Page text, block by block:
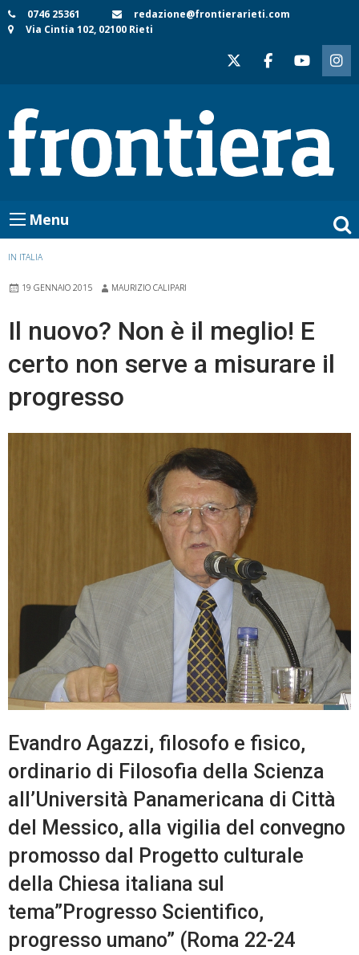
Skip
to
0746 25361
redazione@frontierarieti.com
Via Cintia 102, 02100 Rieti
Menu
IN ITALIA
19 GENNAIO 2015 MAURIZIO CALIPARI
Il nuovo? Non è il meglio! E
certo non serve a misurare il
progresso
Evandro Agazzi, filosofo e fisico,
ordinario di Filosofia della Scienza
all’Università Panamericana di Città
del Messico, alla vigilia del convegno
promosso dal Progetto culturale
della Chiesa italiana sul
tema”Progresso Scientifico,
progresso umano” (Roma 22-24